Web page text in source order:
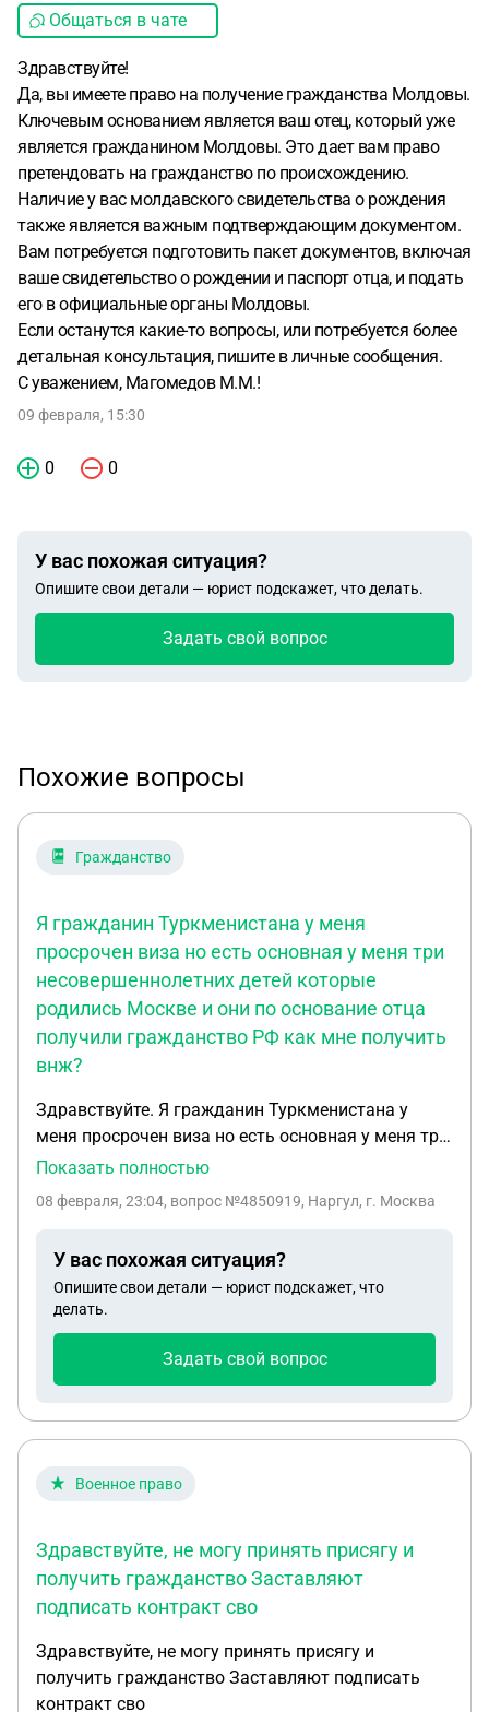
Общаться в чате
Здравствуйте!
Да, вы имеете право на получение гражданства Молдовы.
Ключевым основанием является ваш отец, который уже
является гражданином Молдовы. Это дает вам право
претендовать на гражданство по происхождению.
Наличие у вас молдавского свидетельства о рождения
также является важным подтверждающим документом.
Вам потребуется подготовить пакет документов, включая
ваше свидетельство о рождении и паспорт отца, и подать
его в официальные органы Молдовы.
Если останутся какие-то вопросы, или потребуется более
детальная консультация, пишите в личные сообщения.
С уважением, Магомедов М.М.!
09 февраля, 15:30
0 0
У вас похожая ситуация?
Опишите свои детали — юрист подскажет, что делать.
Задать свой вопрос
Похожие вопросы
Гражданство
Я гражданин Туркменистана у меня
просрочен виза но есть основная у меня три
несовершеннолетних детей которые
родились Москве и они по основание отца
получили гражданство РФ как мне получить
внж?
Здравствуйте. Я гражданин Туркменистана у
меня просрочен виза но есть основная у меня три
несовершеннолетних детей которые родились
гражданство РФ как мне получить внж ?
Показать полностью
08 февраля, 23:04, вопрос №4850919, Наргул, г. Москва
У вас похожая ситуация?
Опишите свои детали — юрист подскажет, что
делать.
Задать свой вопрос
Военное право
Здравствуйте, не могу принять присягу и
получить гражданство Заставляют
подписать контракт сво
Здравствуйте, не могу принять присягу и
получить гражданство Заставляют подписать
контракт сво